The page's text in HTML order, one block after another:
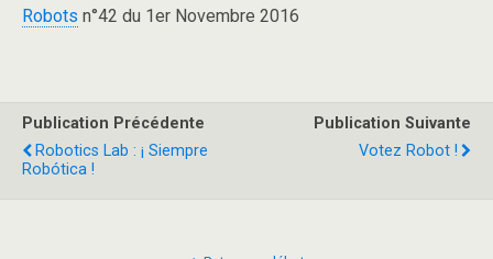
Robots n°42 du 1er Novembre 2016
Publication Précédente
Robotics Lab : ¡ Siempre
Robótica !
Publication Suivante
Votez Robot !